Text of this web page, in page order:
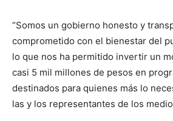
“Somos un gobierno honesto y
comprometido con el bienestar del
lo que nos ha permitido invertir un
casi 5 mil millones de pesos en
destinados para quienes más lo
las y los representantes de los